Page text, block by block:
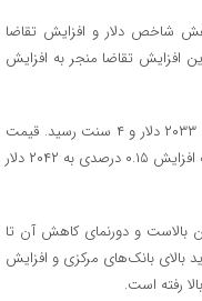
شاخص دلار و افزایش تقاضا
افزایش تقاضا منجر به افزایش
قیمت هر اونس طلا امروز با ۰.۰۹ درصد افزایش به ۲۰۳۳ دلار و ۴ سنت رسید. قیمت
معاملات آتی طلا در بازار کامکس نیویورک هم با یک افزایش ۰.۱۵ درصدی به ۲۰۴۲ دلار
بالاست و دورنمای کاهش آن تا
بالای بانک‌های مرکزی و افزایش
رفته است.